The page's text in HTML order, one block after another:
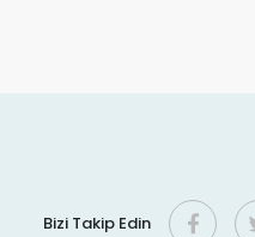
Bizi Takip Edin